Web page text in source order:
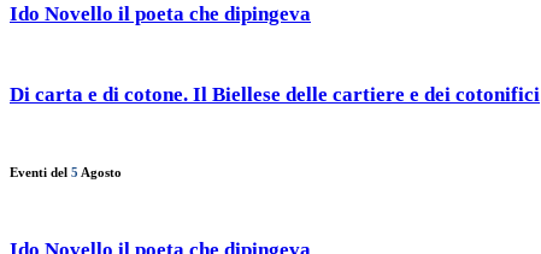
Ido Novello il poeta che dipingeva
Di carta e di cotone. Il Biellese delle cartiere e dei cotonifici
Eventi del 5 Agosto